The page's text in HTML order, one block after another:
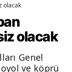
olacak
olacak
Genel
ve köprü